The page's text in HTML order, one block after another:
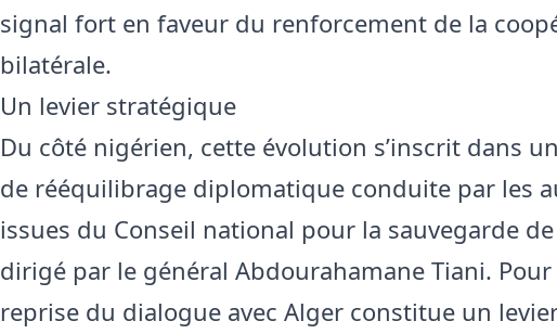
signal fort en faveur du renforcement de la
bilatérale.
Un levier stratégique
Du côté nigérien, cette évolution s’inscrit dans
de rééquilibrage diplomatique conduite par les
issues du Conseil national pour la sauvegarde
dirigé par le général Abdourahamane Tiani. Pour
reprise du dialogue avec Alger constitue un